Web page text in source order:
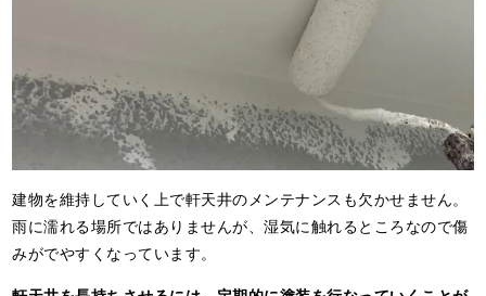
建物を維持していく上で軒天井のメンテナンスも欠かせません。
雨に濡れる場所ではありませんが、湿気に触れるところなので傷
みがでやすくなっています。